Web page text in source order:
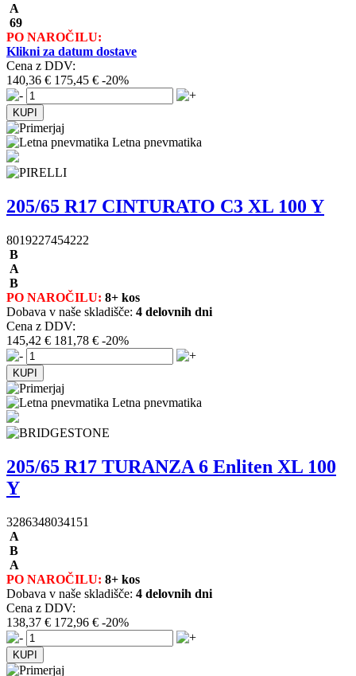
A
69
PO NAROČILU:
Klikni za datum dostave
Cena z DDV:
140,36 € 175,45 € -20%
Letna pnevmatika
205/65 R17 CINTURATO C3 XL 100 Y
8019227454222
B
A
B
PO NAROČILU: 8+ kos
Dobava v naše skladišče: 4 delovnih dni
Cena z DDV:
145,42 € 181,78 € -20%
Letna pnevmatika
205/65 R17 TURANZA 6 Enliten XL 100
Y
3286348034151
A
B
A
PO NAROČILU: 8+ kos
Dobava v naše skladišče: 4 delovnih dni
Cena z DDV:
138,37 € 172,96 € -20%